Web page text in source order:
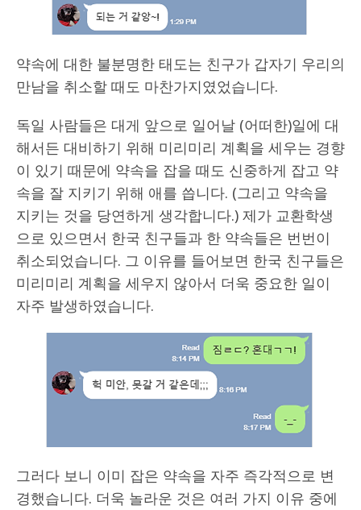
약속에 대한 불분명한 태도는 친구가 갑자기 우리의
만남을 취소할 때도 마찬가지였었습니다.
독일 사람들은 대게 앞으로 일어날 (어떠한)일에 대
해서든 대비하기 위해 미리미리 계획을 세우는 경향
이 있기 때문에 약속을 잡을 때도 신중하게 잡고 약
속을 잘 지키기 위해 애를 씁니다. (그리고 약속을
지키는 것을 당연하게 생각합니다.) 제가 교환학생
으로 있으면서 한국 친구들과 한 약속들은 번번이
취소되었습니다. 그 이유를 들어보면 한국 친구들은
미리미리 계획을 세우지 않아서 더욱 중요한 일이
자주 발생하였습니다.
그러다 보니 이미 잡은 약속을 자주 즉각적으로 변
경했습니다. 더욱 놀라운 것은 여러 가지 이유 중에